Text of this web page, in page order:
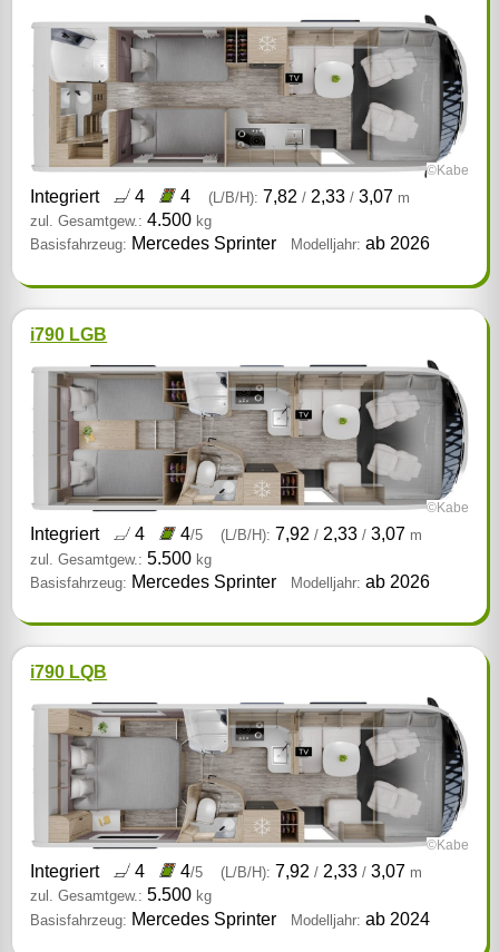
©Kabe
Integriert 4 4 (L/B/H): 7,82/ 2,33/ 3,07 m
zul. Gesamtgew.: 4.500 kg
Basisfahrzeug: Mercedes Sprinter Modelljahr: ab 2026
i790 LGB
©Kabe
Integriert 4 4/5 (L/B/H): 7,92/ 2,33/ 3,07 m
zul. Gesamtgew.: 5.500 kg
Basisfahrzeug: Mercedes Sprinter Modelljahr: ab 2026
i790 LQB
©Kabe
Integriert 4 4/5 (L/B/H): 7,92/ 2,33/ 3,07 m
zul. Gesamtgew.: 5.500 kg
Basisfahrzeug: Mercedes Sprinter Modelljahr: ab 2024